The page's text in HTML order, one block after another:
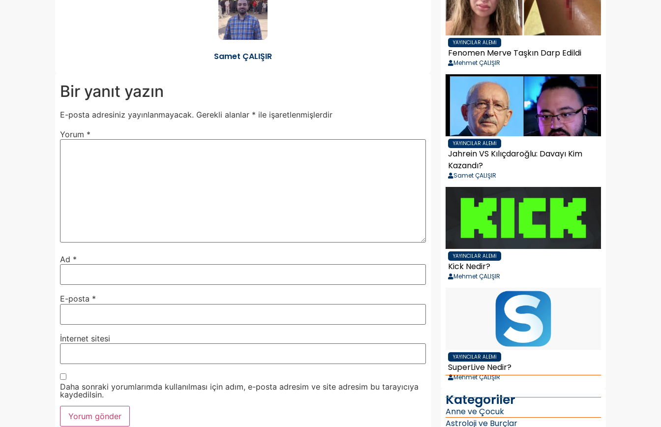
Samet ÇALIŞIR
Bir yanıt yazın
E-posta adresiniz yayınlanmayacak. Gerekli alanlar * ile işaretlenmişlerdir
Yorum *
Ad *
E-posta *
İnternet sitesi
Daha sonraki yorumlarımda kullanılması için adım, e-posta adresim ve site adresim bu tarayıcıya
kaydedilsin.
YAYINCILAR ALEMI
Fenomen Merve Taşkın Darp Edildi
Mehmet ÇALIŞIR
YAYINCILAR ALEMI
Jahrein VS Kılıçdaroğlu: Davayı Kim
Kazandı?
Samet ÇALIŞIR
YAYINCILAR ALEMI
Kick Nedir?
Mehmet ÇALIŞIR
YAYINCILAR ALEMI
SuperLive Nedir?
Mehmet ÇALIŞIR
Kategoriler
Anne ve Çocuk
Astroloji ve Burçlar